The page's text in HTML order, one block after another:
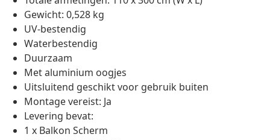
Gewicht: 0,528 kg
UV-bestendig
Waterbestendig
Duurzaam
Met aluminium oogjes
Uitsluitend geschikt voor gebruik buiten
Montage vereist: Ja
Levering bevat:
1 x Balkon Scherm